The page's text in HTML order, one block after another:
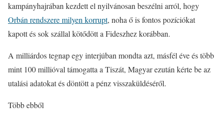
kampányhajrában kezdett el nyilvánosan beszélni arról, hogy
Orbán rendszere milyen korrupt, noha ő is fontos pozíciókat
kapott és sok szállal kötődött a Fideszhez korábban.
A milliárdos tegnap egy interjúban mondta azt, másfél éve és több
mint 100 millióval támogatta a Tiszát, Magyar ezután kérte be az
utalási adatokat és döntött a pénz visszaküldéséről.
Több ebből